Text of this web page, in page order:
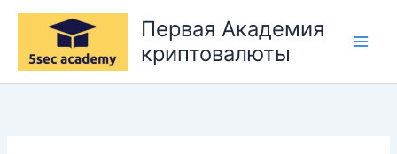
Перейти
содержимому
Первая Академия
криптовалюты